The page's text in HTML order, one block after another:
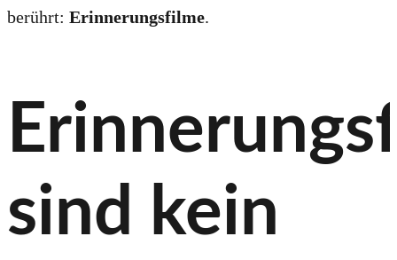
berührt: Erinnerungsfilme.
sind kein